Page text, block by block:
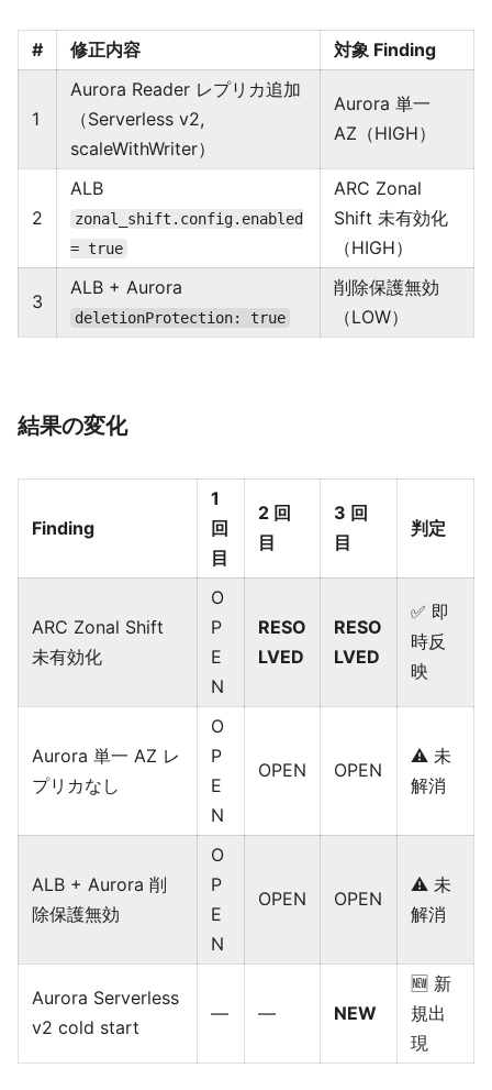
# 修正内容 対象 Finding
1
Aurora Reader レプリカ追加
（Serverless v2,
scaleWithWriter）
Aurora 単一
AZ（HIGH）
2
ALB
zonal_shift.config.enabled
= true
ARC Zonal
Shift 未有効化
（HIGH）
3
ALB + Aurora
deletionProtection: true
削除保護無効
（LOW）
結果の変化
Finding
1
回
目
2 回
目
3 回
目
判定
ARC Zonal Shift
未有効化
O
P
E
N
RESO
LVED
RESO
LVED
✅ 即
時反
映
Aurora 単一 AZ レ
プリカなし
O
P
E
N
OPEN OPEN
⚠️ 未
解消
ALB + Aurora 削
除保護無効
O
P
E
N
OPEN OPEN
⚠️ 未
解消
Aurora Serverless
v2 cold start
— — NEW
🆕 新
規出
現